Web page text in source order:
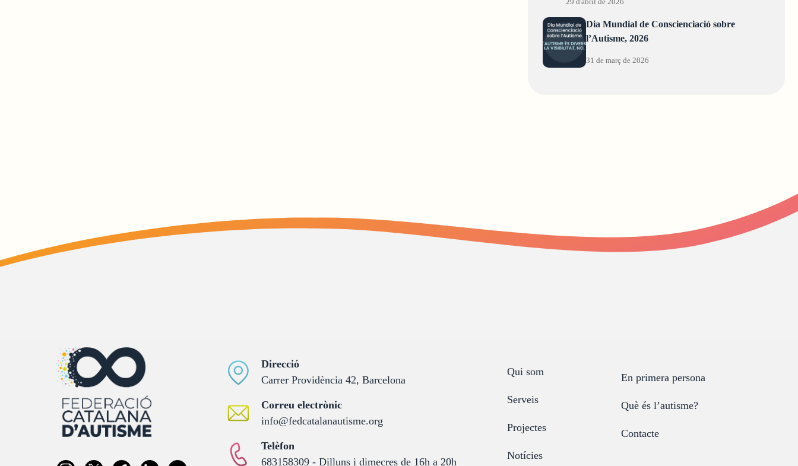
29 d'abril de 2026
Dia Mundial de Conscienciació sobre
l’Autisme, 2026
31 de març de 2026
Direcció:
Carrer Providència 42, Barcelona
Correu electrònic:
info@fedcatalanautisme.org
Telèfon:
683158309 - Dilluns i dimecres de 16h a 20h
Qui som
Serveis
Projectes
Notícies
En primera persona
Què és l’autisme?
Contacte